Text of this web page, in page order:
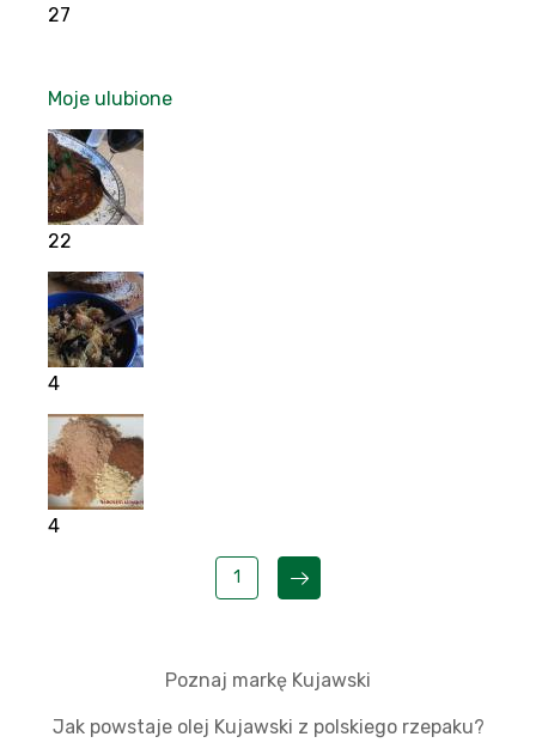
27
Moje ulubione
22
4
4
1
Poznaj markę Kujawski
Jak powstaje olej Kujawski z polskiego rzepaku?